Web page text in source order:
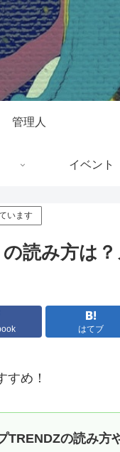
管理人
イベント
います
読み方は
はてブ
すめ！
TRENDZの読み方